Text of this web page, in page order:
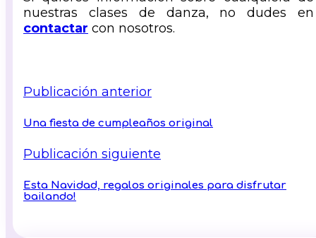
nuestras clases de danza, no dudes en
contactar con nosotros.
Publicación anterior
Una fiesta de cumpleaños original
Publicación siguiente
Esta Navidad, regalos originales para disfrutar
bailando!